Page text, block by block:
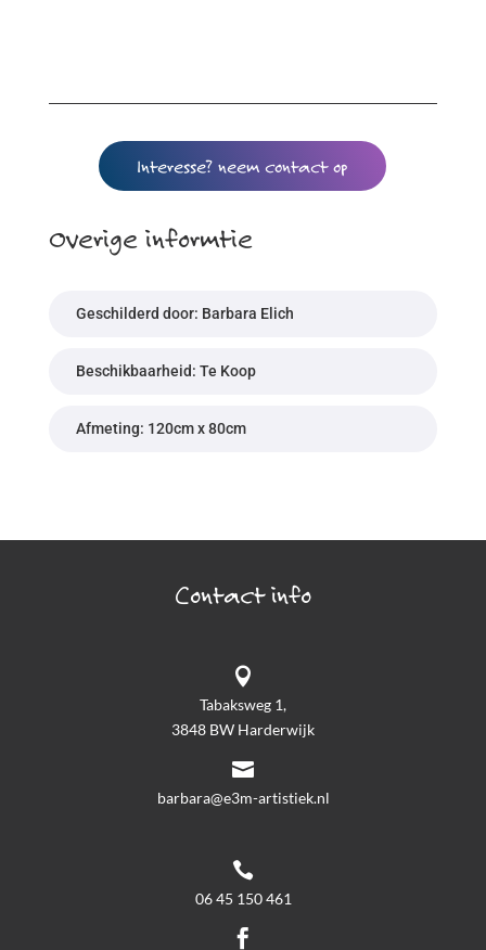
Interesse? neem contact op
Overige informtie
Geschilderd door: Barbara Elich
Beschikbaarheid: Te Koop
Afmeting: 120cm x 80cm
Contact info

Tabaksweg 1,
3848 BW Harderwijk

barbara@e3m-artistiek.nl

06 45 150 461
